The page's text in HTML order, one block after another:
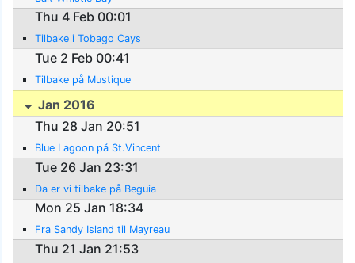
Thu 4 Feb 00:01
Tilbake i Tobago Cays
Tue 2 Feb 00:41
Tilbake på Mustique
Jan 2016
Thu 28 Jan 20:51
Blue Lagoon på St.Vincent
Tue 26 Jan 23:31
Da er vi tilbake på Beguia
Mon 25 Jan 18:34
Fra Sandy Island til Mayreau
Thu 21 Jan 21:53